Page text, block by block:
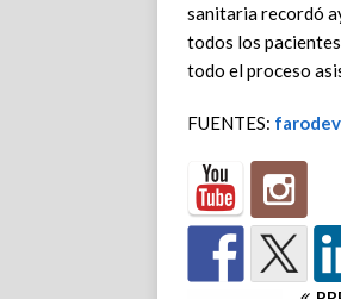
sanitaria recordó
todos los
todo el proceso
FUENTES: